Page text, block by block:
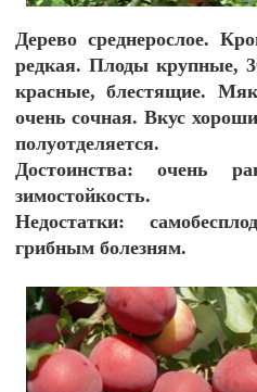
Дерево среднерослое.
редкая. Плоды крупные,
красные, блестящие.
очень сочная. Вкус
полуотделяется.
Достоинства: очень
зимостойкость.
Недостатки:
грибным болезням.